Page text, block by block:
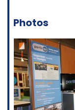
Photos